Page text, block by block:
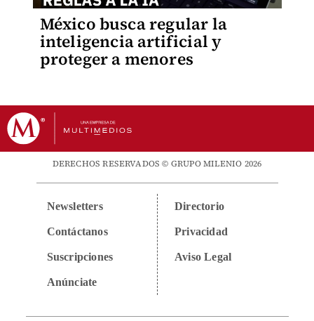
México busca regular la
inteligencia artificial y
proteger a menores
DERECHOS RESERVADOS © GRUPO MILENIO 2026
Newsletters
Contáctanos
Suscripciones
Anúnciate
Directorio
Privacidad
Aviso Legal